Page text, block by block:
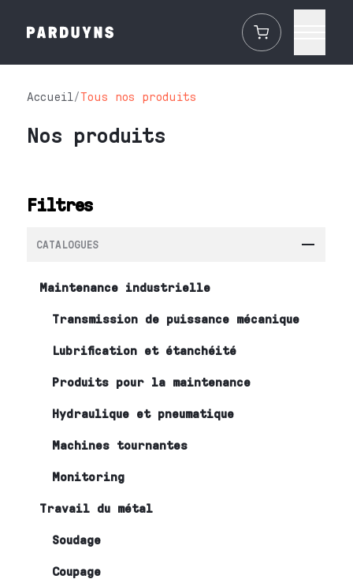
Accueil/Tous nos produits
Nos produits
Filtres
CATALOGUES
Maintenance industrielle
Transmission de puissance mécanique
Lubrification et étanchéité
Produits pour la maintenance
Hydraulique et pneumatique
Machines tournantes
Monitoring
Travail du métal
Soudage
Coupage